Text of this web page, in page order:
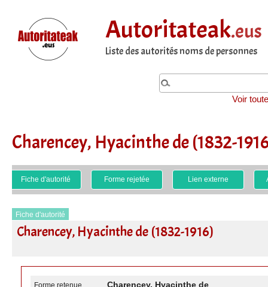
Autoritateak.eus
Liste des autorités noms de personnes
Voir
Charencey, Hyacinthe de (1832-
Fiche d'autorité Forme rejetée Lien externe
Fiche d'autorité
Charencey, Hyacinthe de (1832-1916)
Forme retenue Charencey, Hyacinthe de